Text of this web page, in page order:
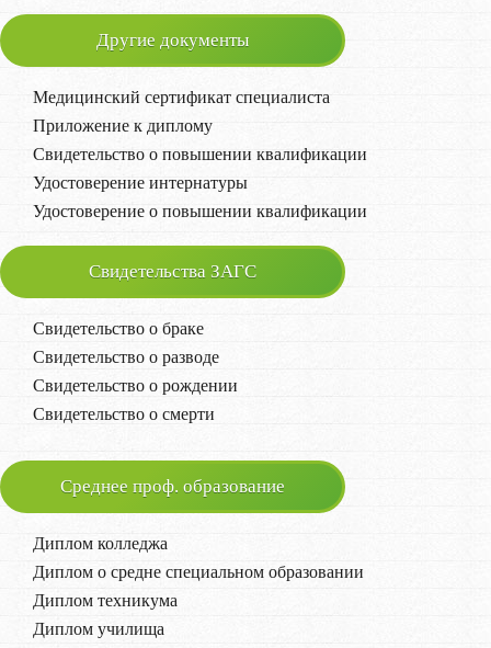
Другие документы
Медицинский сертификат специалиста
Приложение к диплому
Свидетельство о повышении квалификации
Удостоверение интернатуры
Удостоверение о повышении квалификации
Свидетельства ЗАГС
Свидетельство о браке
Свидетельство о разводе
Свидетельство о рождении
Свидетельство о смерти
Среднее проф. образование
Диплом колледжа
Диплом о средне специальном образовании
Диплом техникума
Диплом училища